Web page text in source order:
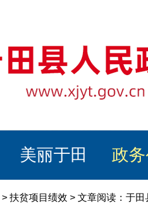
美丽于田 政
> 扶贫项目绩效 > 文章阅读：于